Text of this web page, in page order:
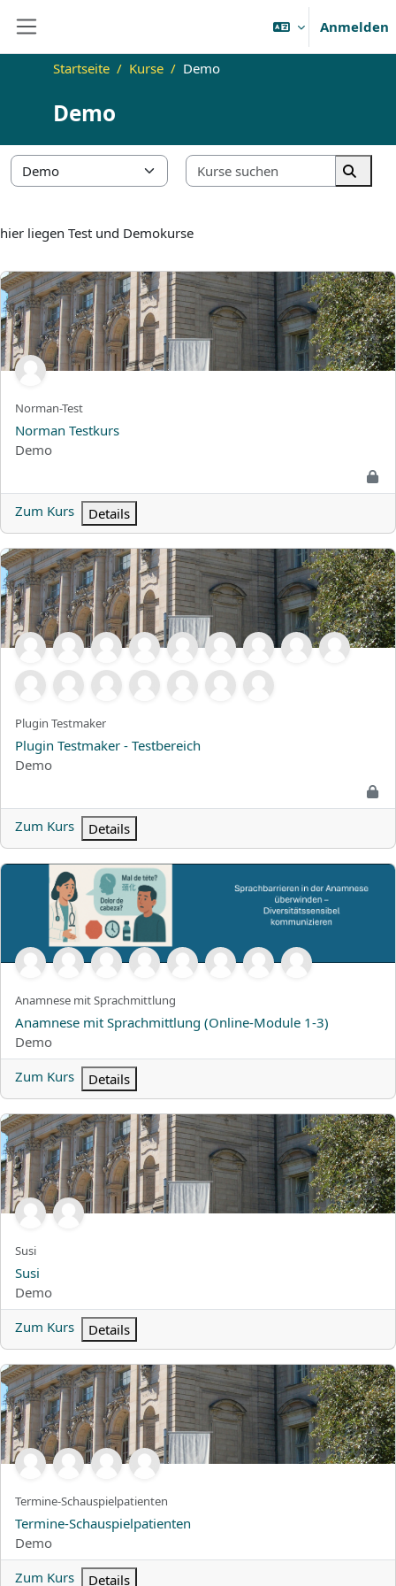
Anmelden
Startseite Kurse Demo
Demo
Kursbereiche
Kurse
Kurse
hier liegen Test und Demokurse
Norman Testkurs
Kurzer Kursname
Norman-Test
Kursname
Norman Testkurs
Kursbereich
Demo
Zum Kurs Details
Plugin Testmaker - Testbereich
Kurzer Kursname
Plugin Testmaker
Kursname
Plugin Testmaker - Testbereich
Kursbereich
Demo
Zum Kurs Details
Anamnese mit Sprachmittlung (Online-Module 1-3)
Kurzer Kursname
Anamnese mit Sprachmittlung
Kursname
Anamnese mit Sprachmittlung (Online-Module 1-3)
Kursbereich
Demo
Zum Kurs
Details
Susi
Kurzer Kursname
Susi
Kursname
Susi
Kursbereich
Demo
Zum Kurs
Details
Termine-Schauspielpatienten
Kurzer Kursname
Termine-Schauspielpatienten
Kursname
Termine-Schauspielpatienten
Kursbereich
Demo
Zum Kurs
Details